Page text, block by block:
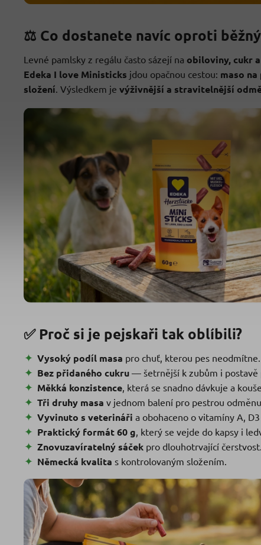
⚖️ Co dostanete navíc oproti
Levné pamlsky z regálu často sázejí na obiloviny, cukr
Edeka I love Ministicks jdou opačnou cestou: maso
složení. Výsledkem je výživnější a stravitelnější
✅ Proč si je pejskaři tak oblíbili?
Vysoký podíl masa pro chuť, kterou pes neodmítne.
Bez přidaného cukru— šetrnější k zubům i postavě
Měkká konzistence, která se snadno dávkuje a
Tři druhy masa v jednom balení pro pestrou
Vyvinuto s veterináři a obohaceno o vitamíny A, D3
Praktický formát 60 g, který se vejde do kapsy i
Znovuzavíratelný sáčekpro dlouhotrvající čerstvost.
Německá kvalita s kontrolovaným složením.